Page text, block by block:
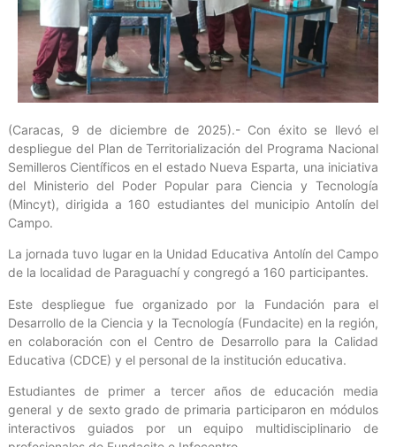
(Caracas, 9 de diciembre de 2025).- Con éxito se llevó el
despliegue del Plan de Territorialización del Programa Nacional
Semilleros Científicos en el estado Nueva Esparta, una iniciativa
del Ministerio del Poder Popular para Ciencia y Tecnología
(Mincyt), dirigida a 160 estudiantes del municipio Antolín del
Campo.
La jornada tuvo lugar en la Unidad Educativa Antolín del Campo
de la localidad de Paraguachí y congregó a 160 participantes.
Este despliegue fue organizado por la Fundación para el
Desarrollo de la Ciencia y la Tecnología (Fundacite) en la región,
en colaboración con el Centro de Desarrollo para la Calidad
Educativa (CDCE) y el personal de la institución educativa.
Estudiantes de primer a tercer años de educación media
general y de sexto grado de primaria participaron en módulos
interactivos guiados por un equipo multidisciplinario de